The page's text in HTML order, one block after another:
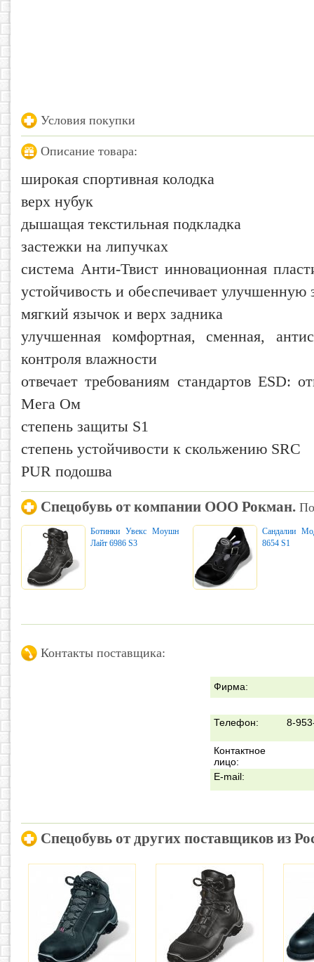
Условия покупки
Описание товара:
широкая спортивная колодка
верх нубук
дышащая текстильная подкладка
застежки на липучках
система Анти-Твист инновационная
устойчивость и обеспечивает
мягкий язычок и верх задника
улучшенная комфортная, сменная,
контроля влажности
отвечает требованиям стандартов ESD:
Мега Ом
степень защиты S1
степень устойчивости к скольжению SRС
PUR подошва
Спецобувь от компании ООО Рокман.
Ботинки Увекс Моушн
Лайт 6986 S3
Сандалии
8654 S1
Контакты поставщика:
Фирма:
Телефон: 8-
Контактное
лицо:
E-mail:
Спецобувь от других поставщиков из